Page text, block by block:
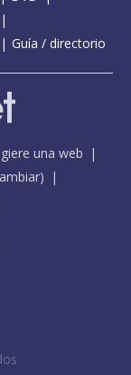
Guía / directorio
una web
)